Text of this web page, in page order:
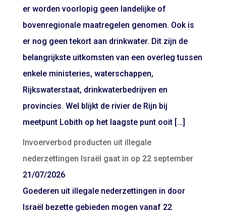
er worden voorlopig geen landelijke of
bovenregionale maatregelen genomen. Ook is
er nog geen tekort aan drinkwater. Dit zijn de
belangrijkste uitkomsten van een overleg tussen
enkele ministeries, waterschappen,
Rijkswaterstaat, drinkwaterbedrijven en
provincies. Wel blijkt de rivier de Rijn bij
meetpunt Lobith op het laagste punt ooit […]
Invoerverbod producten uit illegale
nederzettingen Israël gaat in op 22 september
21/07/2026
Goederen uit illegale nederzettingen in door
Israël bezette gebieden mogen vanaf 22